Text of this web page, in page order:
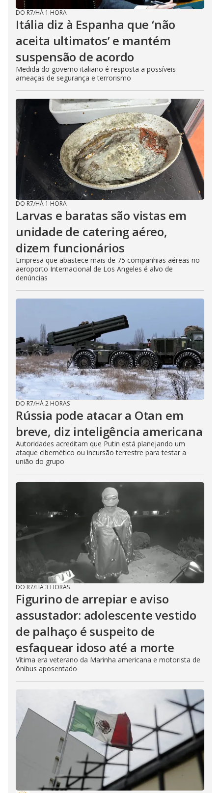
DO R7/HÁ 1 HORA
Itália diz à Espanha que ‘não
aceita ultimatos’ e mantém
suspensão de acordo
Medida do governo italiano é resposta a possíveis
ameaças de segurança e terrorismo
DO R7/HÁ 1 HORA
Larvas e baratas são vistas em
unidade de catering aéreo,
dizem funcionários
Empresa que abastece mais de 75 companhias aéreas no
aeroporto Internacional de Los Angeles é alvo de
denúncias
DO R7/HÁ 2 HORAS
Rússia pode atacar a Otan em
breve, diz inteligência americana
Autoridades acreditam que Putin está planejando um
ataque cibernético ou incursão terrestre para testar a
união do grupo
DO R7/HÁ 3 HORAS
Figurino de arrepiar e aviso
assustador: adolescente vestido
de palhaço é suspeito de
esfaquear idoso até a morte
Vítima era veterano da Marinha americana e motorista de
ônibus aposentado